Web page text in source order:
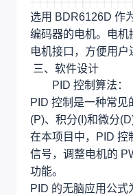
选用 BDR6126D 作
编码器的电机。电机
电机接口，方便用户
三、软件设计
PID 控制算法：
PID 控制是一种常见
(P)、积分(I)和微分
在本项目中，PID 控
信号，调整电机的
功能。
PID 的无脑应用公式